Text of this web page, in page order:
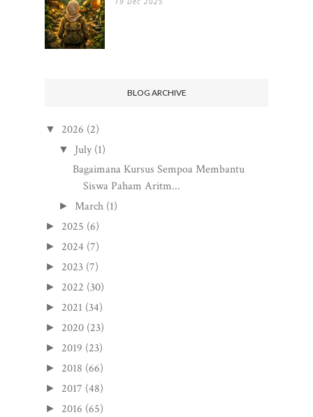
BLOG ARCHIVE
▼ 2026 (2)
▼ July (1)
Bagaimana Kursus Sempoa Membantu
Siswa Paham Aritm...
► March (1)
► 2025 (6)
► 2024 (7)
► 2023 (7)
► 2022 (30)
► 2021 (34)
► 2020 (23)
► 2019 (23)
► 2018 (66)
► 2017 (48)
► 2016 (65)